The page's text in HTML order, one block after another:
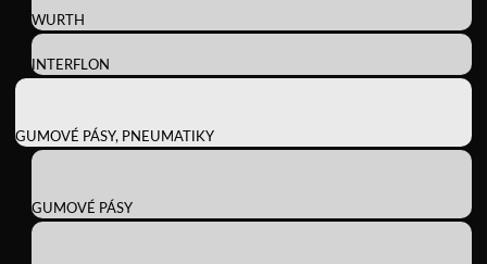
WURTH
INTERFLON
GUMOVÉ PÁSY, PNEUMATIKY
GUMOVÉ PÁSY